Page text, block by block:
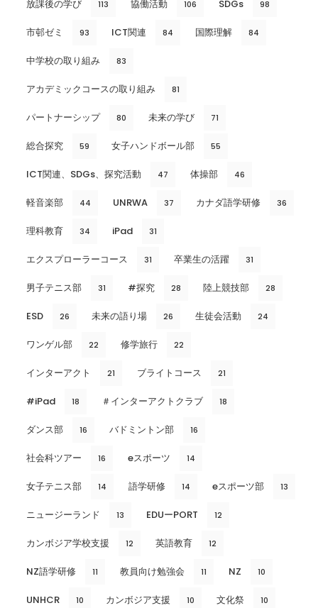
放課後の学び 113 協働活動 106 SDGs 98
市邨ゼミ 93 ICT関連 84 国際理解 84
中学校の取り組み 83
アカデミックコースの取り組み 81
パートナーシップ 80 未来の学び 71
総合探究 59 女子ハンドボール部 55
ICT関連、SDGs、探究活動 47 体操部 46
軽音楽部 44 UNRWA 37 カナダ語学研修 36
理科教育 34 iPad 31
エクスプローラーコース 31 卒業生の活躍 31
男子テニス部 31 #探究 28 陸上競技部 28
ESD 26 未来の語り場 26 生徒会活動 24
ワンゲル部 22 修学旅行 22
インターアクト 21 ブライトコース 21
#iPad 18 ＃インターアクトクラブ 18
ダンス部 16 バドミントン部 16
社会科ツアー 16 eスポーツ 14
女子テニス部 14 語学研修 14 eスポーツ部 13
ニュージーランド 13 EDUーPORT 12
カンボジア学校支援 12 英語教育 12
NZ語学研修 11 教員向け勉強会 11 NZ 10
UNHCR 10 カンボジア支援 10 文化祭 10